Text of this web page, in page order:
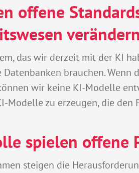
offene
das wir derzeit mit der KI
brauchen.
wir keine KI-Modelle
Modelle zu erzeugen, die den
spielen
steigen die